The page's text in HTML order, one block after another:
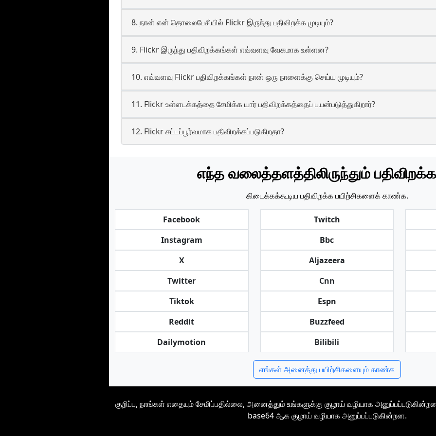
8. நான் என் தொலைபேசியில் Flickr இருந்து பதிவிறக்க முடியும்?
9. Flickr இருந்து பதிவிறக்கங்கள் எவ்வளவு வேகமாக உள்ளன?
10. எவ்வளவு Flickr பதிவிறக்கங்கள் நான் ஒரு நாளைக்கு செய்ய முடியும்?
11. Flickr உள்ளடக்கத்தை சேமிக்க யார் பதிவிறக்கத்தைப் பயன்படுத்துகிறார்?
12. Flickr சட்டப்பூர்வமாக பதிவிறக்கப்படுகிறதா?
எந்த வலைத்தளத்திலிருந்தும்
கிடைக்கக்கூடிய பதிவிறக்க பயிற்சிகளைக் காண்க.
Facebook
Instagram
X
Twitter
Tiktok
Reddit
Dailymotion
Twitch
Bbc
Aljazeera
Cnn
Espn
Buzzfeed
Bilibili
எங்கள் அனைத்து பயிற்சிகளையும் காண்க
குறிப்பு, நாங்கள் எதையும் சேமிப்பதில்லை, அனைத்தும் உங்களுக்கு குழாய் வழியாக
base64 ஆக குழாய் வழியாக அனுப்பப்படுகின்றன.